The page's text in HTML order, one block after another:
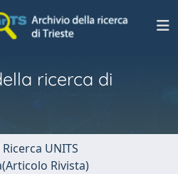
ricerca di
UNITS
Rivista)